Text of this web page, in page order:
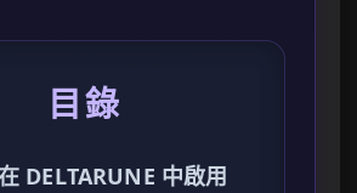
目錄
DELTARUNE 中啟用